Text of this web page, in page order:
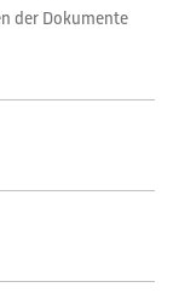
der Dokumente